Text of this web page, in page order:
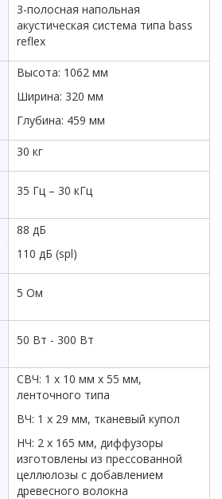
3-полосная напольная
акустическая система типа bass
reflex
Высота: 1062 мм
Ширина: 320 мм
Глубина: 459 мм
30 кг
35 Гц – 30 кГц
88 дБ
110 дБ (spl)
5 Ом
50 Вт - 300 Вт
СВЧ: 1 х 10 мм х 55 мм,
ленточного типа
ВЧ: 1 х 29 мм, тканевый купол
НЧ: 2 х 165 мм, диффузоры
изготовлены из прессованной
целлюлозы с добавлением
древесного волокна